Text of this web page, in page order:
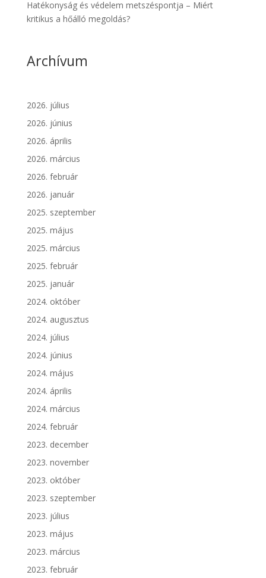
Hatékonyság és védelem metszéspontja – Miért
kritikus a hőálló megoldás?
Archívum
2026. július
2026. június
2026. április
2026. március
2026. február
2026. január
2025. szeptember
2025. május
2025. március
2025. február
2025. január
2024. október
2024. augusztus
2024. július
2024. június
2024. május
2024. április
2024. március
2024. február
2023. december
2023. november
2023. október
2023. szeptember
2023. július
2023. május
2023. március
2023. február